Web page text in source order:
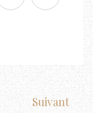
Suivant